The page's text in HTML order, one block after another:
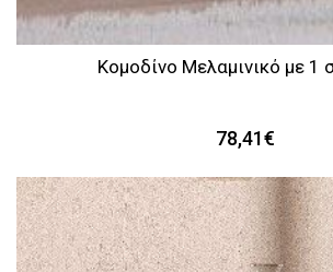
Κομοδίνο Μελαμινικό με 1
78,41€